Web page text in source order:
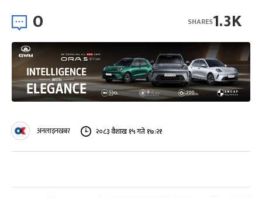
0 1.3K
SHARES
अनलाइनखबर २०८३ वैशाख १५ गते १७:२१